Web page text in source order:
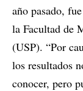
año pasado,
la Facultad de
(USP). “Por
los resultados
conocer, pero